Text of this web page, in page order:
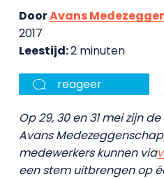
DoorAvans
2017
Leestijd:2 minuten
reageer
Op 29, 30 en 31 mei zijn
Avans
medewerkers kunnen via
een stem uitbrengen op